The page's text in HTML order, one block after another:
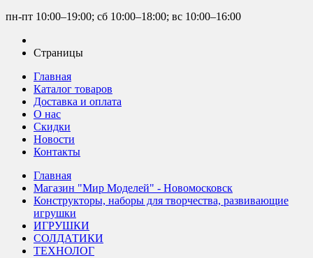
пн-пт 10:00–19:00; сб 10:00–18:00; вс 10:00–16:00
Страницы
Главная
Каталог товаров
Доставка и оплата
О нас
Скидки
Новости
Контакты
Главная
Магазин "Мир Моделей" - Новомосковск
Конструкторы, наборы для творчества, развивающие
игрушки
ИГРУШКИ
СОЛДАТИКИ
ТЕХНОЛОГ